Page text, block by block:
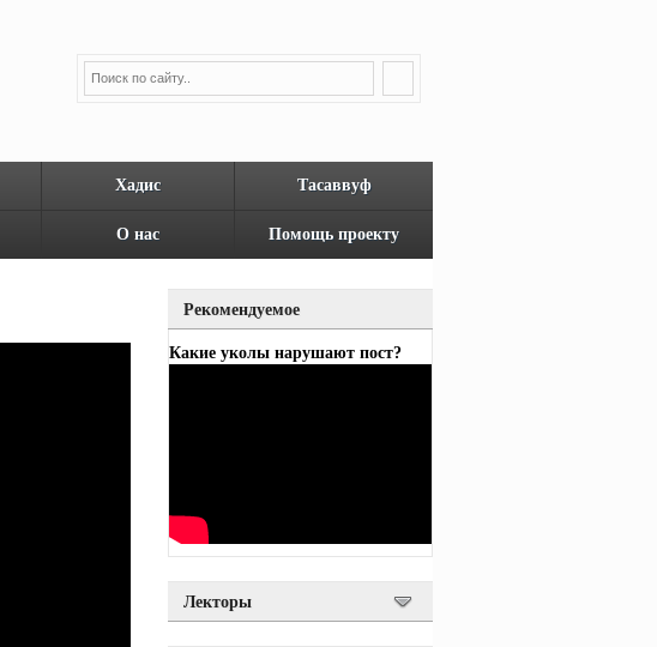
Хадис Тасаввуф
О нас Помощь проекту
Рекомендуемое
Какие уколы нарушают пост?
Лекторы